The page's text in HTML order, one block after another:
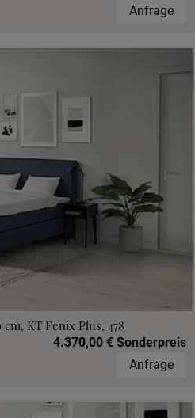
Anfrage
KT Fenix Plus, 478
4.370,00 € Sonderpreis
Anfrage